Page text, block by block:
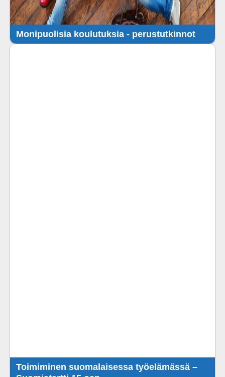
Monipuolisia koulutuksia - perustutkinnot
Toimiminen suomalaisessa työelämässä –